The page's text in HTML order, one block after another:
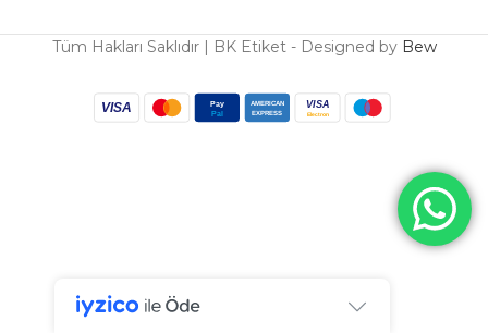
Tüm Hakları Saklıdır | BK Etiket - Designed by Bew